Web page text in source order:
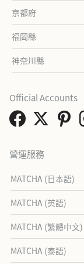
京都府
福岡縣
神奈川縣
營運服務
MATCHA (日本語)
MATCHA (英語)
MATCHA (繁體中文)
MATCHA (泰語)
Official Accounts